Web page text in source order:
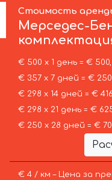
Стоимость
Мерседес-
€ 500 х 1 день = €
€ 357 х 7 дней = €
€ 298 х 14 дней = €
€ 298 х 21 день = €
€ 250 х 28 дней = €
€ 4 / км – Цена за